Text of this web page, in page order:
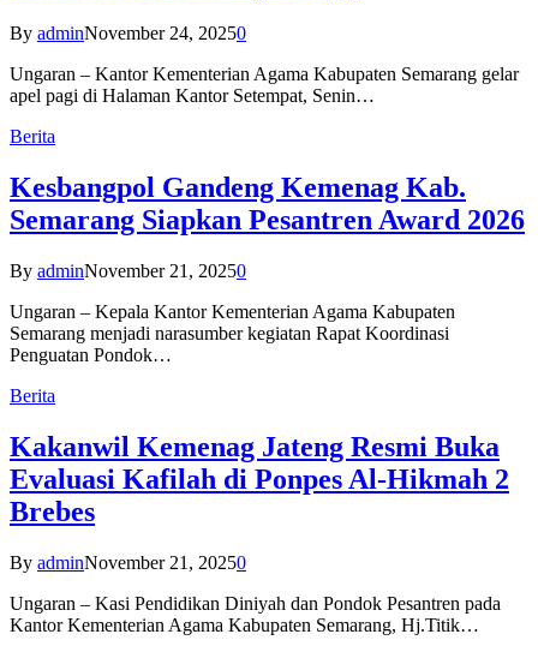
By adminNovember 24, 20250
Ungaran – Kantor Kementerian Agama Kabupaten Semarang gelar
apel pagi di Halaman Kantor Setempat, Senin…
Berita
Kesbangpol Gandeng Kemenag Kab.
Semarang Siapkan Pesantren Award 2026
By adminNovember 21, 20250
Ungaran – Kepala Kantor Kementerian Agama Kabupaten
Semarang menjadi narasumber kegiatan Rapat Koordinasi
Penguatan Pondok…
Berita
Kakanwil Kemenag Jateng Resmi Buka
Evaluasi Kafilah di Ponpes Al-Hikmah 2
Brebes
By adminNovember 21, 20250
Ungaran – Kasi Pendidikan Diniyah dan Pondok Pesantren pada
Kantor Kementerian Agama Kabupaten Semarang, Hj.Titik…